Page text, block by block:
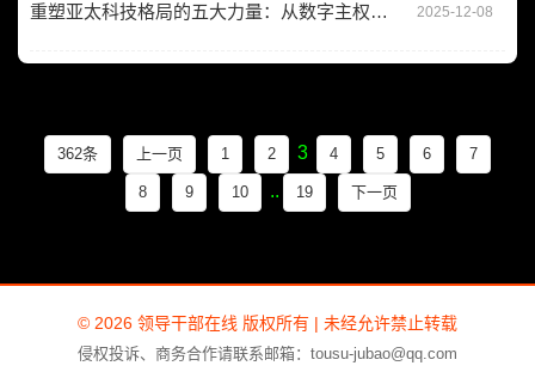
重塑亚太科技格局的五大力量：从数字主权到 AI 赋能的基础设施 2025-12-08
362条 上一页 1 2 3 4 5 6 7
8 9 10 .. 19 下一页
© 2026 领导干部在线 版权所有 | 未经允许禁止转载
侵权投诉、商务合作请联系邮箱：tousu-jubao@qq.com